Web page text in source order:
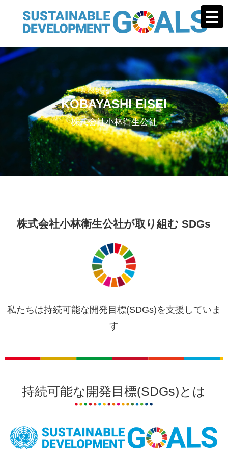
KOBAYASHI EISEI
株式会社小林衛生公社
株式会社小林衛生公社が取り組む SDGs
私たちは持続可能な開発目標(SDGs)を支援していま
す
持続可能な開発目標(SDGs)とは